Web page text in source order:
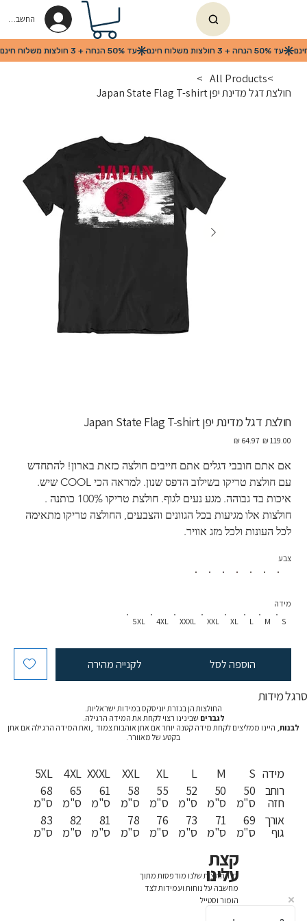
החשבון שלי
>
All Products
>
חולצת דגל מדינת יפן Japan State Flag T-shirt
חולצת דגל מדינת יפן Japan State Flag T-shirt
מחיר
מחיר
‏64.97 ‏₪
אם אתם חובבי דגלים אתם חייבים חולצה כזאת בארון! להתחדש
עם חולצת טריקו בשילוב הדפס שנון. למראה הכי COOL שיש.
איכות בד גבוהה. מגע נעים לגוף. חולצת טריקו 100% כותנה .
חולצות אלו מגיעות בכל הגוונים והצבעים, החולצה טריקו מתאימה
לכל העונות ולכל מזג אוויר.
צבע
S
M
L
XL
XXL
XXXL
4XL
5XL
מידה
הוספה לסל לקנייה מהירה
סרגל מידות
החולצות הן בגזרת יוניסקס במידות ישראליות.
לגברים שבינינו רצוי לקחת את המידה הרגילה.
לבנות, היינו ממליצים לקחת מידה קטנה יותר אם אתן אוהבות צמוד ,ואת המידה הרגילה אם אתן
בקטע של מאוורר.
5XL
68
ס"מ
83
ס"מ
4XL
65
ס"מ
82
ס"מ
XXXL
61
ס"מ
81
ס"מ
XXL
58
ס"מ
78
ס"מ
XL
55
ס"מ
76
ס"מ
L
52
ס"מ
73
ס"מ
M
50
ס"מ
71
ס"מ
S
50
ס"מ
69
ס"מ
מידה
רוחב
חזה
אורך
גוף
כל החולצות שלנו מודפסות מתוך
מחשבה על נוחות ועמידות לצד
הומור וסטייל
קצת
עלינו